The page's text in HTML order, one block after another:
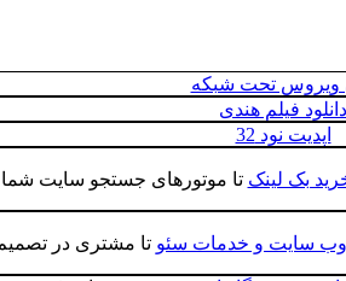
ویروس تحت شبکه
دانلود فیلم هندی
اپديت نود 32
بک لینک تا موتورهای جستجو سایت شما
سایت و خدمات سئو تا مشتری در